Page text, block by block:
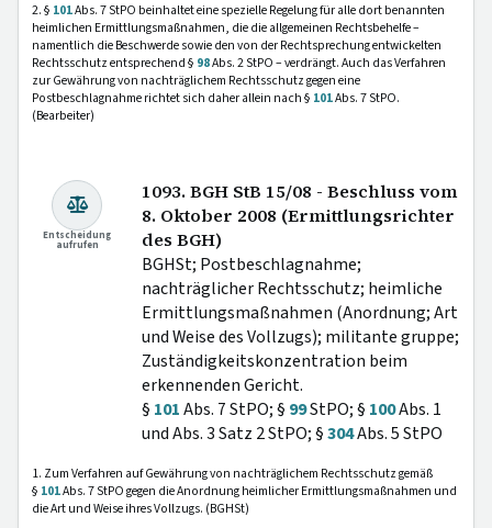
2. § 101Abs. 7 StPO beinhaltet eine spezielle Regelung für alle dort benannten
heimlichen Ermittlungsmaßnahmen, die die allgemeinen Rechtsbehelfe –
namentlich die Beschwerde sowie den von der Rechtsprechung entwickelten
Rechtsschutz entsprechend § 98Abs. 2 StPO – verdrängt. Auch das Verfahren
zur Gewährung von nachträglichem Rechtsschutz gegen eine
Postbeschlagnahme richtet sich daher allein nach § 101Abs. 7 StPO.
(Bearbeiter)
Entscheidung
aufrufen
1093. BGH StB 15/08 - Beschluss vom
8. Oktober 2008 (Ermittlungsrichter
des BGH)
BGHSt; Postbeschlagnahme;
nachträglicher Rechtsschutz; heimliche
Ermittlungsmaßnahmen (Anordnung; Art
und Weise des Vollzugs); militante gruppe;
Zuständigkeitskonzentration beim
erkennenden Gericht.
§ 101Abs. 7 StPO; § 99StPO; § 100Abs. 1
und Abs. 3 Satz 2 StPO; §304Abs. 5 StPO
1. Zum Verfahren auf Gewährung von nachträglichem Rechtsschutz gemäß
§ 101Abs. 7 StPO gegen die Anordnung heimlicher Ermittlungsmaßnahmen und
die Art und Weise ihres Vollzugs. (BGHSt)